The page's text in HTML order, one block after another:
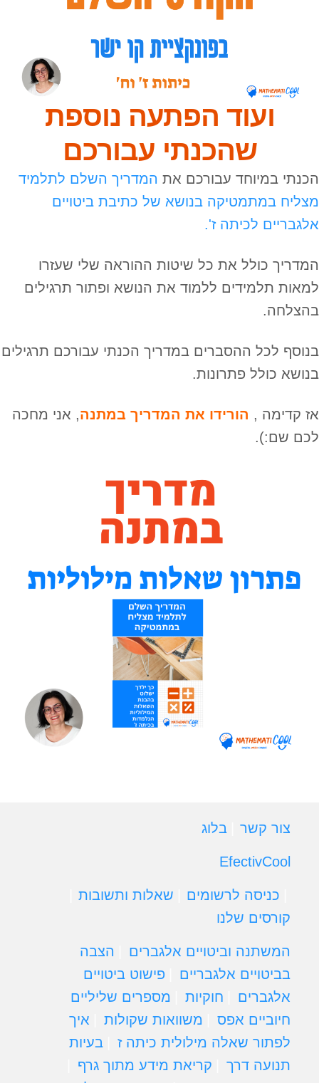
ועוד הפתעה נוספת
שהכנתי עבורכם
הכנתי במיוחד עבורכם את המדריך השלם לתלמיד
מצליח במתמטיקה בנושא של כתיבת ביטויים
אלגבריים לכיתה ז'.
המדריך כולל את כל שיטות ההוראה שלי שעזרו
למאות תלמידים ללמוד את הנושא ופתור תרגילים
בהצלחה.
בנוסף לכל ההסברים במדריך הכנתי עבורכם תרגילים
בנושא כולל פתרונות.
אז קדימה , הורידו את המדריך במתנה, אני מחכה
לכם שם:).
צור קשר בלוג
EfectivCool
כניסה לרשומים
שאלות ותשובות
קורסים שלנו
המשתנה וביטויים אלגברים
הצבה
בביטויים אלגבריים
פישוט ביטויים
אלגברים
חוקיות
מספרים שליליים
חיוביים אפס
משוואות שקולות
איך
לפתור שאלה מילולית כיתה ז
בעיות
תנועה דרך
קריאת מידע מתוך גרף